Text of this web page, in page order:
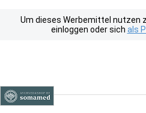
Um dieses Werbemittel nutzen
einloggen oder sich als